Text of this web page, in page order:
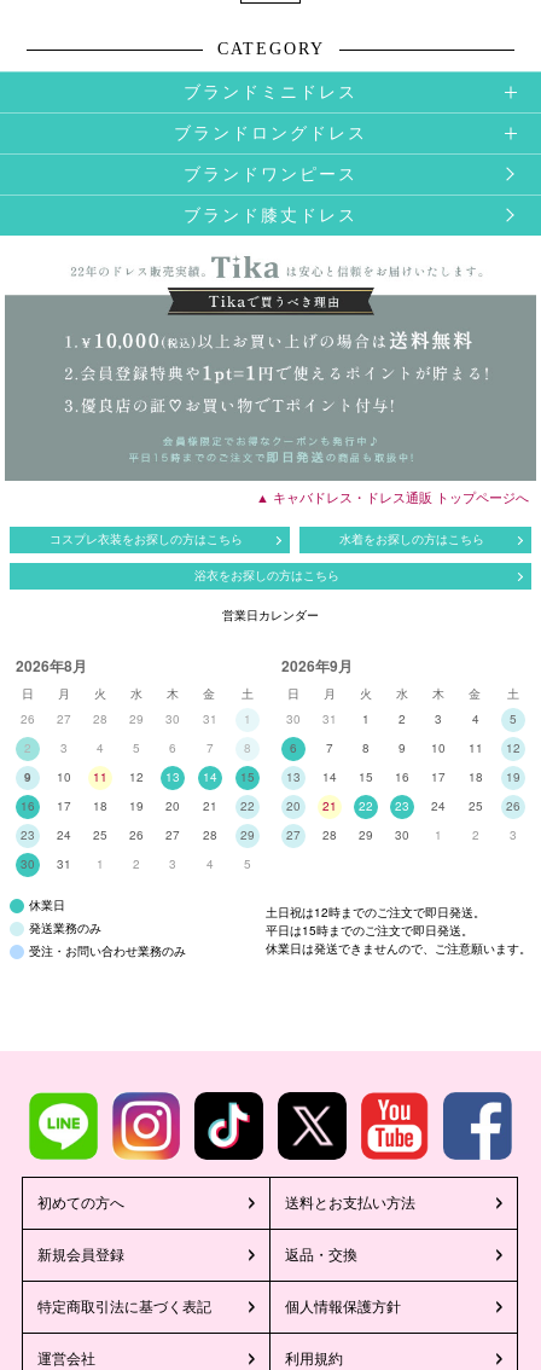
CATEGORY
ブランドミニドレス
ブランドロングドレス
ブランドワンピース
ブランド膝丈ドレス
▲ キャバドレス・ドレス通販 トップページへ
コスプレ衣装をお探しの方はこちら 水着をお探しの方はこちら
浴衣をお探しの方はこちら
営業日カレンダー
2026年8月
日 月 火 水 木 金
土
26
27 28 29 30 31
1
2
3 4 5 6 7
8
9
10 11 12 13 14
15
16
17 18 19 20 21
22
23
24 25 26 27 28
29
30
31 1 2 3 4 5
2026年9月
日 月 火 水 木 金
土
30
31 1 2 3 4
5
6
7 8 9 10 11
12
13
14 15 16 17 18
19
20
21 22 23 24 25
26
27
28 29 30 1 2 3
休業日
発送業務のみ
受注・お問い合わせ業務のみ
土日祝は12時までのご注文で即日発送。
平日は15時までのご注文で即日発送。
休業日は発送できませんので、ご注意願います。
初めての方へ 送料とお支払い方法
新規会員登録 返品・交換
特定商取引法に基づく表記 個人情報保護方針
運営会社 利用規約